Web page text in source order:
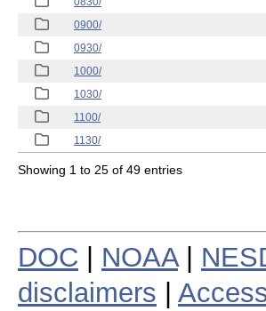
0900/
0930/
1000/
1030/
1100/
1130/
Showing 1 to 25 of 49 entries
DOC NOAA|
disclaimers